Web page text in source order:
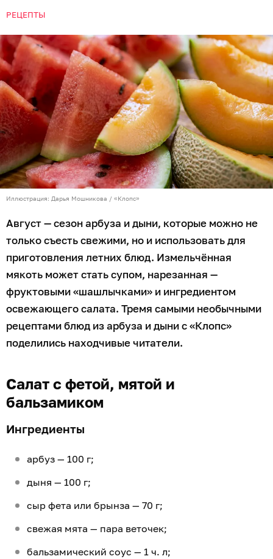
РЕЦЕПТЫ
Иллюстрация: Дарья Мошникова / «Клопс»
Август — сезон арбуза и дыни, которые можно не
только съесть свежими, но и использовать для
приготовления летних блюд. Измельчённая
мякоть может стать супом, нарезанная —
фруктовыми «шашлычками» и ингредиентом
освежающего салата. Тремя самыми необычными
рецептами блюд из арбуза и дыни с «Клопс»
поделились находчивые читатели.
Салат с фетой, мятой и
бальзамиком
Ингредиенты
арбуз — 100 г;
дыня — 100 г;
сыр фета или брынза — 70 г;
свежая мята — пара веточек;
бальзамический соус — 1 ч. л;